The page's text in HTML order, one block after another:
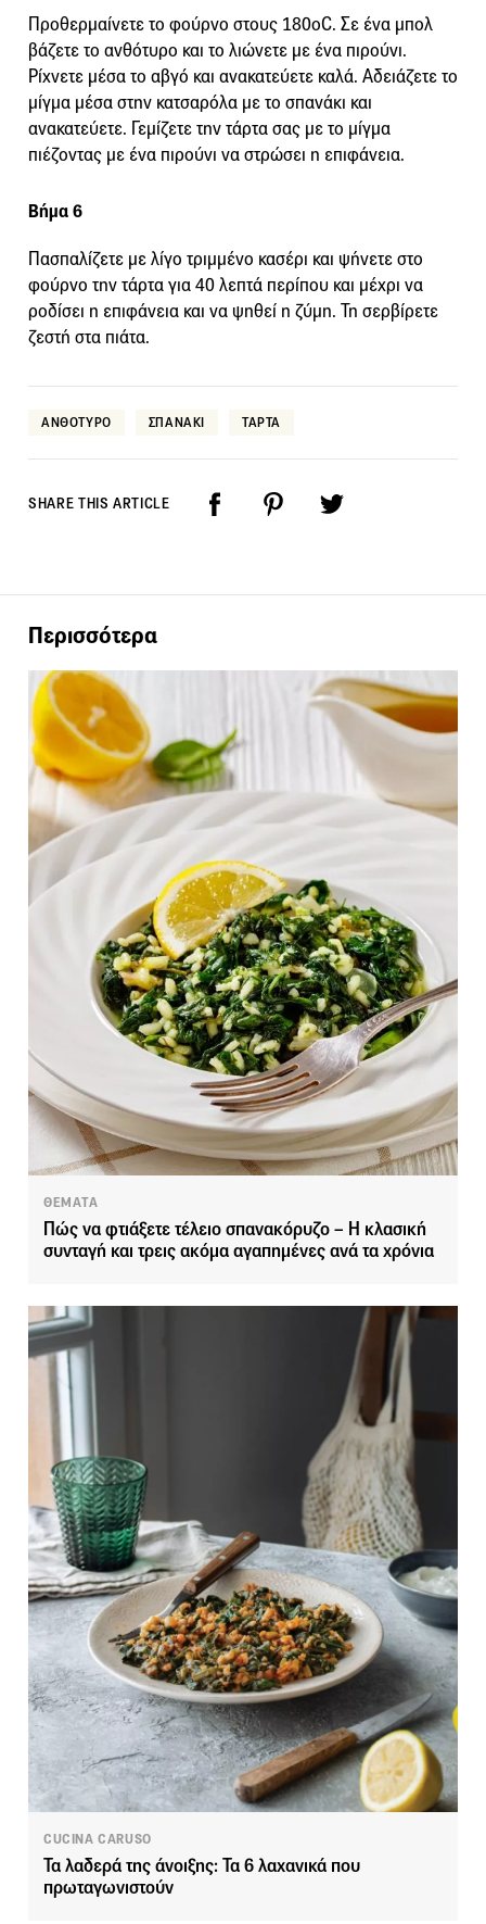
Προθερμαίνετε το φούρνο στους 180oC. Σε ένα μπολ
βάζετε το ανθότυρο και το λιώνετε με ένα πιρούνι.
Ρίχνετε μέσα το αβγό και ανακατεύετε καλά. Αδειάζετε το
μίγμα μέσα στην κατσαρόλα με το σπανάκι και
ανακατεύετε. Γεμίζετε την τάρτα σας με το μίγμα
πιέζοντας με ένα πιρούνι να στρώσει η επιφάνεια.
Βήμα 6
Πασπαλίζετε με λίγο τριμμένο κασέρι και ψήνετε στο
φούρνο την τάρτα για 40 λεπτά περίπου και μέχρι να
ροδίσει η επιφάνεια και να ψηθεί η ζύμη. Τη σερβίρετε
ζεστή στα πιάτα.
ΑΝΘΟΤΥΡΟ ΣΠΑΝΑΚΙ ΤΑΡΤΑ
SHARE THIS ARTICLE
Περισσότερα
ΘΕΜΑΤΑ
Πώς να φτιάξετε τέλειο σπανακόρυζο – Η κλασική
συνταγή και τρεις ακόμα αγαπημένες ανά τα χρόνια
CUCINA CARUSO
Τα λαδερά της άνοιξης: Τα 6 λαχανικά που
πρωταγωνιστούν